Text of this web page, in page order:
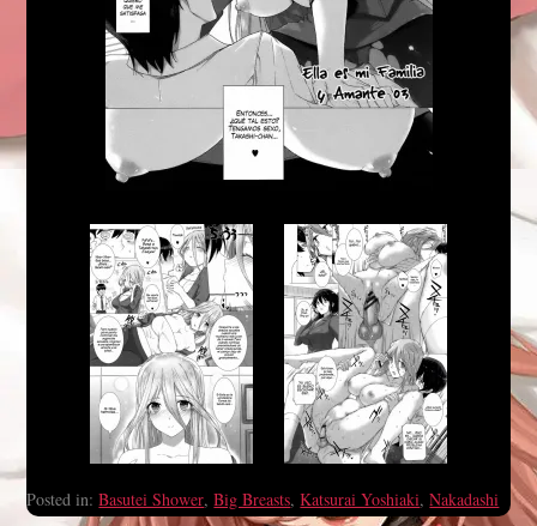
Posted in:Basutei Shower,Big Breasts,Katsurai Yoshiaki,Nakadashi